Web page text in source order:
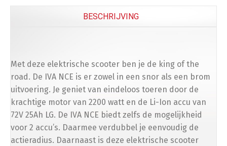
BESCHRIJVING
Met deze elektrische scooter ben je de king of the
road. De IVA NCE is er zowel in een snor als een brom
uitvoering. Je geniet van eindeloos toeren door de
krachtige motor van 2200 watt en de Li-Ion accu van
72V 25Ah LG. De IVA NCE biedt zelfs de mogelijkheid
voor 2 accu’s. Daarmee verdubbel je eenvoudig de
actieradius. Daarnaast is deze elektrische scooter